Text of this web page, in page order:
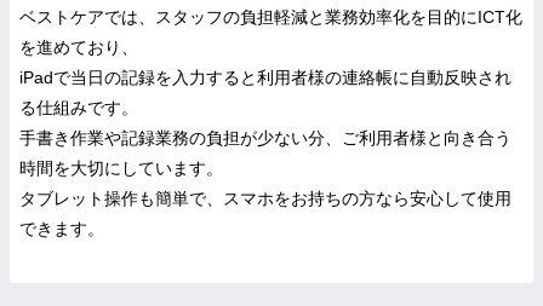
ベストケアでは、スタッフの負担軽減と業務効率化を目的にICT化
を進めており、
iPadで当日の記録を入力すると利用者様の連絡帳に自動反映され
る仕組みです。
手書き作業や記録業務の負担が少ない分、ご利用者様と向き合う
時間を大切にしています。
タブレット操作も簡単で、スマホをお持ちの方なら安心して使用
できます。